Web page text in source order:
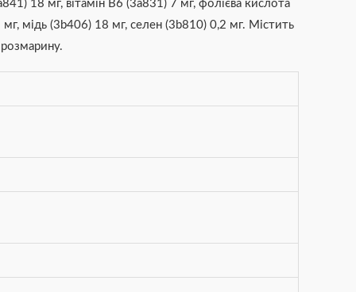
18 мг, вітамін B6 (3a831) 7 мг, фолієва кислота
мідь (3b406) 18 мг, селен (3b810) 0,2 мг. Містить